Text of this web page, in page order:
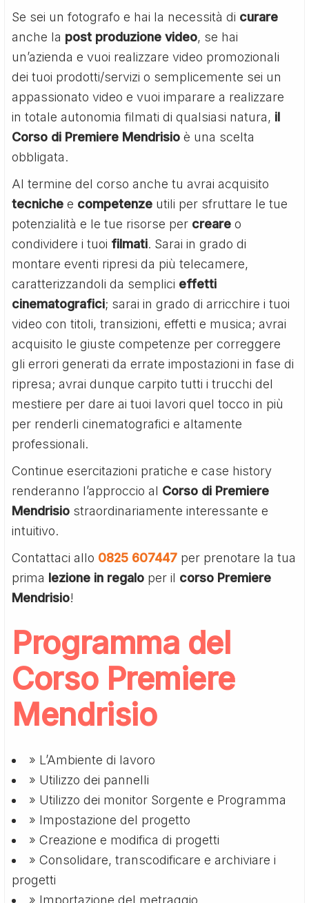
Se sei un fotografo e hai la necessità di curare
anche la post produzione video, se hai
un’azienda e vuoi realizzare video promozionali
dei tuoi prodotti/servizi o semplicemente sei un
appassionato video e vuoi imparare a realizzare
in totale autonomia filmati di qualsiasi natura, il
Corso di Premiere Mendrisio è una scelta
obbligata.
Al termine del corso anche tu avrai acquisito
tecniche e competenze utili per sfruttare le tue
potenzialità e le tue risorse per creare o
condividere i tuoi filmati. Sarai in grado di
montare eventi ripresi da più telecamere,
caratterizzandoli da semplici effetti
cinematografici; sarai in grado di arricchire i tuoi
video con titoli, transizioni, effetti e musica; avrai
acquisito le giuste competenze per correggere
gli errori generati da errate impostazioni in fase di
ripresa; avrai dunque carpito tutti i trucchi del
mestiere per dare ai tuoi lavori quel tocco in più
per renderli cinematografici e altamente
professionali.
Continue esercitazioni pratiche e case history
renderanno l’approccio al Corso di Premiere
Mendrisio straordinariamente interessante e
intuitivo.
Contattaci allo 0825 607447 per prenotare la tua
prima lezione in regalo per il corso Premiere
Mendrisio!
Programma del
Corso Premiere
Mendrisio
» L’Ambiente di lavoro
» Utilizzo dei pannelli
» Utilizzo dei monitor Sorgente e Programma
» Impostazione del progetto
» Creazione e modifica di progetti
» Consolidare, transcodificare e archiviare i
progetti
» Importazione del metraggio